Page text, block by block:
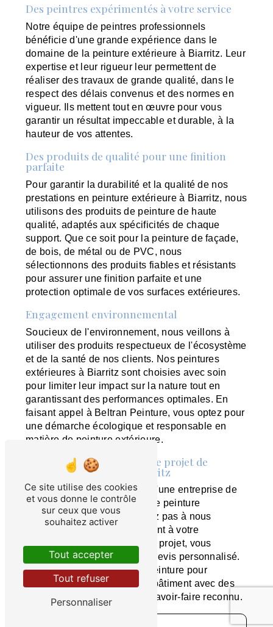
Des peintres expérimentés à votre service
Notre équipe de peintres professionnels
bénéficie d'une grande expérience dans le
domaine de la peinture extérieure à Biarritz. Leur
expertise et leur rigueur leur permettent de
réaliser des travaux de grande qualité, dans le
respect des délais convenus et des normes en
vigueur. Ils mettent tout en œuvre pour vous
garantir un résultat impeccable et durable, à la
hauteur de vos attentes.
Des produits de qualité pour une finition
parfaite
Pour garantir la durabilité et la qualité de nos
prestations en peinture extérieure à Biarritz, nous
utilisons des produits de peinture de haute
qualité, adaptés aux spécificités de chaque
support. Que ce soit pour la peinture de façade,
de bois, de métal ou de PVC, nous
sélectionnons des produits fiables et résistants
pour assurer une finition parfaite et une
protection optimale de vos surfaces extérieures.
Engagement environnemental
Soucieux de l'environnement, nous veillons à
utiliser des produits respectueux de l'écosystème
et de la santé de nos clients. Nos peintures
extérieures à Biarritz sont choisies avec soin
pour limiter leur impact sur la nature tout en
garantissant des performances optimales. En
faisant appel à Beltran Peinture, vous optez pour
une démarche écologique et responsable en
matière de peinture extérieure.
Contactez-nous pour votre projet de
peinture extérieure à Biarritz
Si vous êtes à la recherche d'une entreprise de
confiance pour vos travaux de peinture
extérieure à Biarritz, n'hésitez pas à nous
contacter. Notre équipe se tient à votre
disposition pour étudier votre projet, vous
conseiller et vous établir un devis personnalisé.
Faites confiance à Beltran Peinture pour
sublimer l'extérieur de votre bâtiment avec des
prestations de qualité et un savoir-faire reconnu.
Ce site utilise des cookies
et vous donne le contrôle
sur ceux que vous
souhaitez activer
Tout accepter
Tout refuser
Personnaliser